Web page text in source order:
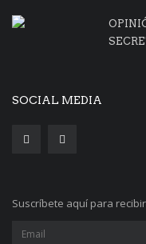
SOCIAL MEDIA
Suscríbete aquí para